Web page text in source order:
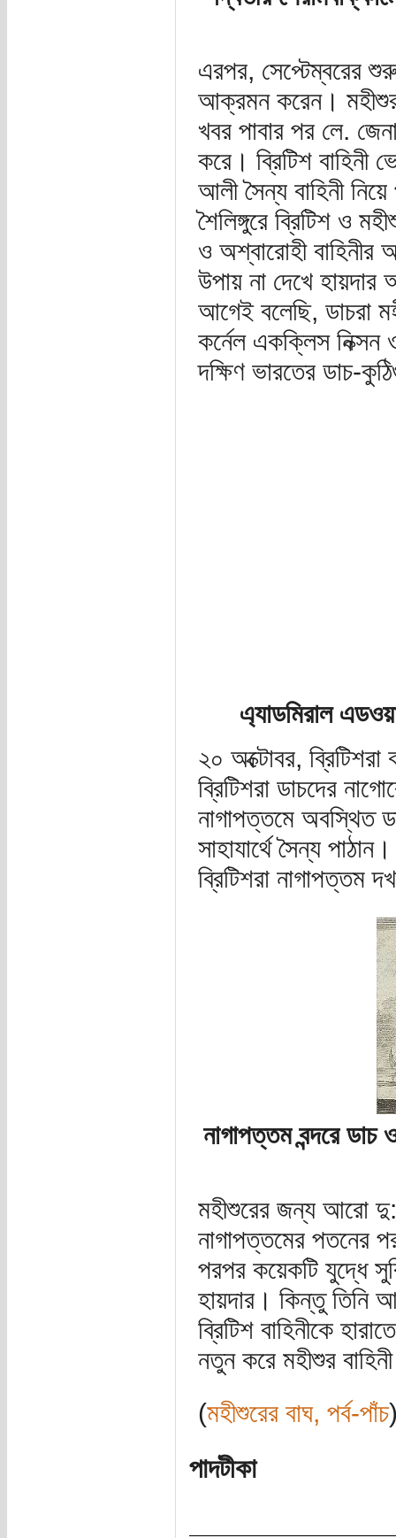
এরপর, সেপ্টেম্বরের
আক্রমন করেন। মহীশুর
খবর পাবার পর লে.
করে। ব্রিটিশ বাহিনী
আলী সৈন্য বাহিনী
শৈলিঙ্গুরে ব্রিটিশ ও
ও অশ্বারোহী বাহিনীর
উপায় না দেখে
আগেই বলেছি, ডাচরা
কর্নেল একক্লিস নিক্সন
দক্ষিণ ভারতের ডাচ-
এ্যাডমিরাল
২০ অক্টোবর,
ব্রিটিশরা ডাচদের
নাগাপত্তমে অবস্থিত
সাহাযার্থে সৈন্য
ব্রিটিশরা নাগাপত্তম
নাগাপত্তম বন্দরে ডাচ
মহীশুরের জন্য আরো
নাগাপত্তমের পতনের
পরপর কয়েকটি যুদ্ধে
হায়দার। কিন্তু তিনি
ব্রিটিশ বাহিনীকে
নতুন করে মহীশুর
(মহীশুরের বাঘ, পর্ব-পাঁচ
পাদটীকা